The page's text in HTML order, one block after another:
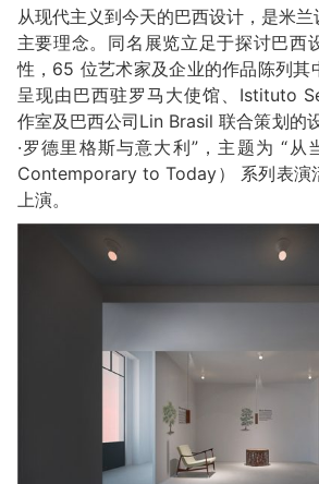
从现代主义到今天的巴西设计，是米
主要理念。同名展览立足于探讨巴西
性，65 位艺术家及企业的作品陈列其
呈现由巴西驻罗马大使馆、Istituto
作室及巴西公司Lin Brasil 联合策划的
·罗德里格斯与意大利”，主题为 “从
Contemporary to Today） 系列表演
上演。